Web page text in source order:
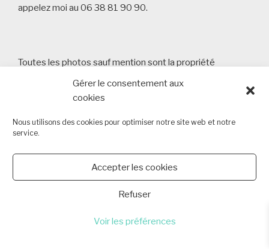
Gérer le consentement aux
cookies
Nous utilisons des cookies pour optimiser notre site web et notre
service.
Accepter les cookies
Refuser
Voir les préférences
appelez moi au 06 38 81 90 90.
Toutes les photos sauf mention sont la propriété
Bouguenais
Tèl : 06 38 81 90 90
Politique de confidentialité